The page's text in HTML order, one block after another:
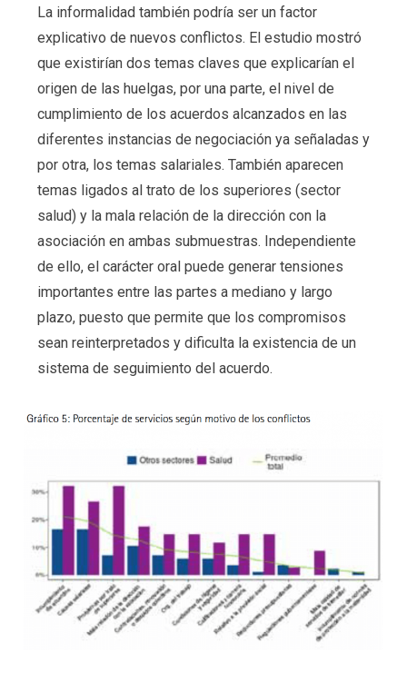
La informalidad también podría ser un factor
explicativo de nuevos conflictos. El estudio mostró
que existirían dos temas claves que explicarían el
origen de las huelgas, por una parte, el nivel de
cumplimiento de los acuerdos alcanzados en las
diferentes instancias de negociación ya señaladas y
por otra, los temas salariales. También aparecen
temas ligados al trato de los superiores (sector
salud) y la mala relación de la dirección con la
asociación en ambas submuestras. Independiente
de ello, el carácter oral puede generar tensiones
importantes entre las partes a mediano y largo
plazo, puesto que permite que los compromisos
sean reinterpretados y dificulta la existencia de un
sistema de seguimiento del acuerdo.